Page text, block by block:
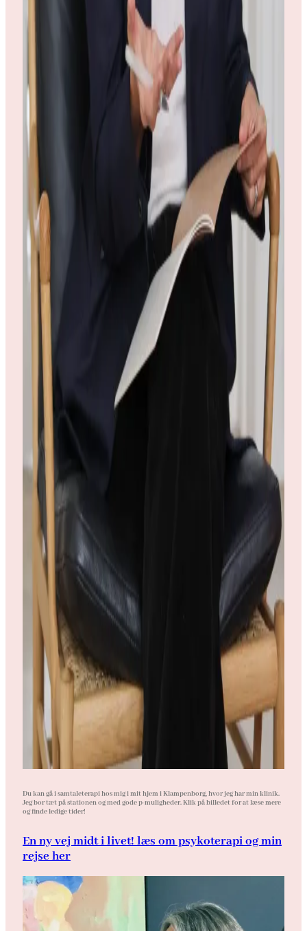
Du kan gå i samtaleterapi hos mig i mit hjem i Klampenborg, hvor jeg har min klinik.
Jeg bor tæt på stationen og med gode p-muligheder. Klik på billedet for at læse mere
og finde ledige tider!
En ny vej midt i livet! læs om psykoterapi og min
rejse her